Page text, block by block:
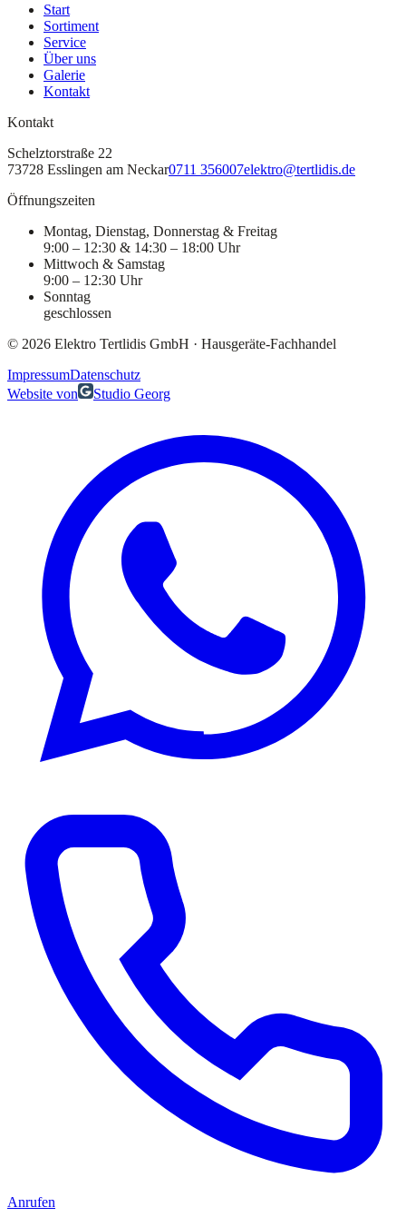
Start
Sortiment
Service
Über uns
Galerie
Kontakt
Kontakt
Schelztorstraße 22
73728 Esslingen am Neckar0711 356007elektro@tertlidis.de
Öffnungszeiten
Montag, Dienstag, Donnerstag & Freitag
9:00 – 12:30 & 14:30 – 18:00 Uhr
Mittwoch & Samstag
9:00 – 12:30 Uhr
Sonntag
geschlossen
© 2026 Elektro Tertlidis GmbH · Hausgeräte-Fachhandel
ImpressumDatenschutz
Website von
Studio Georg
Anrufen